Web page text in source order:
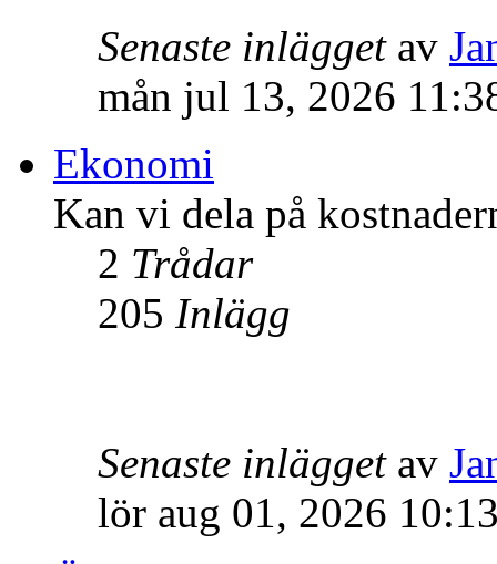
Senaste inläggetav
mån jul 13, 2026
Ekonomi
Kan vi dela på
2 Trådar
205 Inlägg
Senaste inläggetav
lör aug 01, 2026